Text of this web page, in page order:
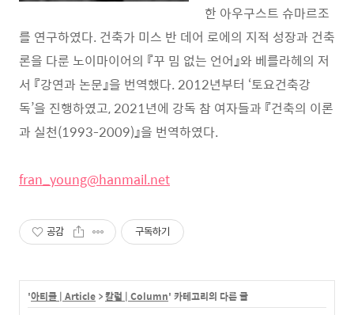
한 아우구스트 슈마르조
를 연구하였다. 건축가 미스 반 데어 로에의 지적 성장과 건축
론을 다룬 노이마이어의 『꾸 밈 없는 언어』와 베를라헤의 저
서 『강연과 논문』을 번역했다. 2012년부터 ‘토요건축강
독’을 진행하였고, 2021년에 강독 참 여자들과 『건축의 이론
과 실천(1993-2009)』을 번역하였다.
fran_young@hanmail.net
공감 구독하기
'아티클 | Article >칼럼 | Column' 카테고리의 다른 글